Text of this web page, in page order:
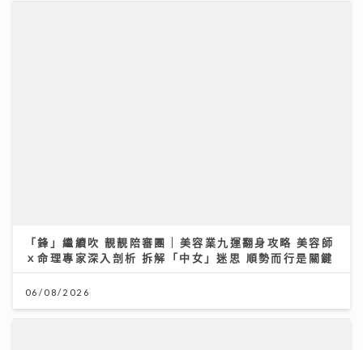
「鋒」繼續吹 靚靚陪審團 | 美容業九運翻身攻略 美容師
ｘ命理專家深入剖析 拆解「中女」迷思 順勢而行是關鍵
06/08/2026